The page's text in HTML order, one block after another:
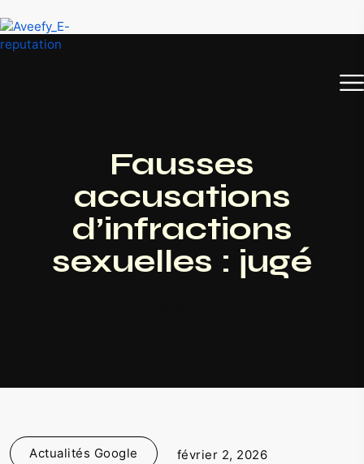
Fausses
accusations
d’infractions
sexuelles : jugé
Actualités Google février 2, 2026